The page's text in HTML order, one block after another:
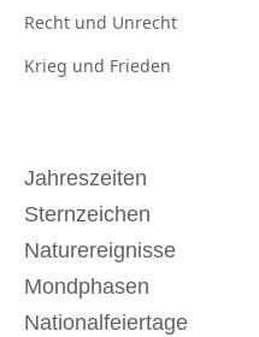
Recht und Unrecht
Krieg und Frieden
Jahreszeiten
Sternzeichen
Naturereignisse
Mondphasen
Nationalfeiertage